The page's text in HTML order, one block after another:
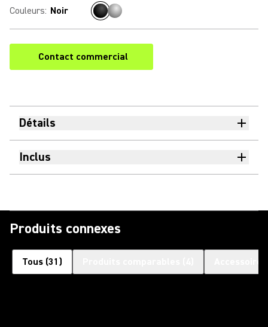
Couleurs: Noir
Contact commercial
Détails
Inclus
Produits connexes
Tous (31 )